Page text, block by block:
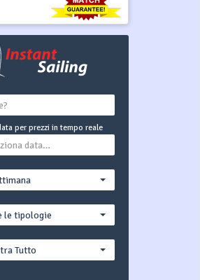
per prezzi in tempo reale
le tipologie
Tutto